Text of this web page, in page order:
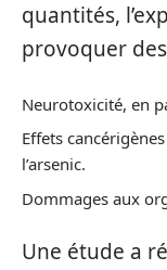
quantités,
provoquer
Neurotoxicité, en
Effets
l’arsenic.
Dommages aux
Une étude a